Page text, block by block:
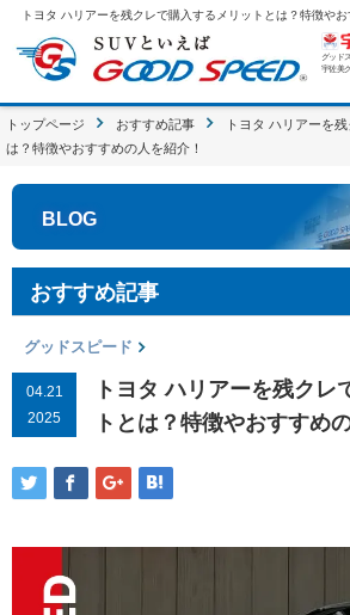
グッド
宇佐美
トップページ おすすめ記事
トヨタ ハリアーを
は？特徴やおすすめの人を紹介！
BLOG
おすすめ記事
グッドスピード
04.21
2025
トヨタ ハリアーを残クレ
トとは？特徴やおすすめ